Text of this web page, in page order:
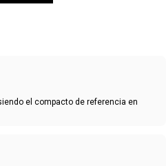
el compacto de referencia en